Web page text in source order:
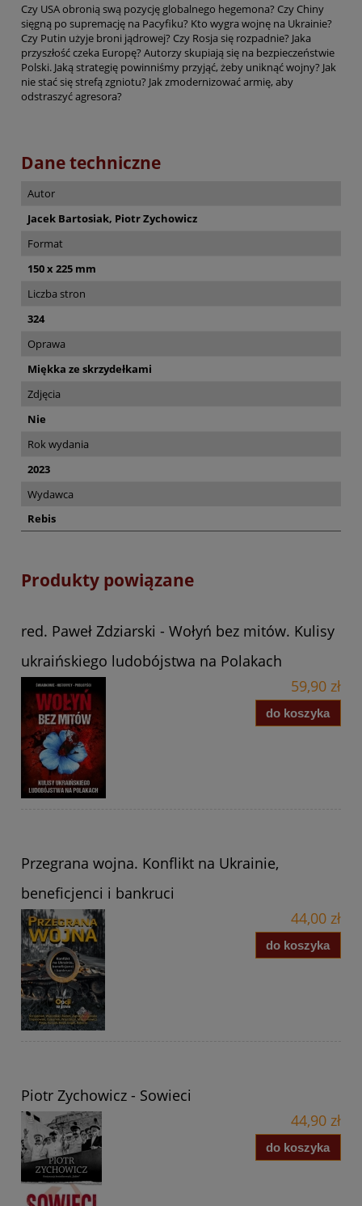
Czy USA obronią swą pozycję globalnego hegemona? Czy Chiny
sięgną po supremację na Pacyfiku? Kto wygra wojnę na Ukrainie?
Czy Putin użyje broni jądrowej? Czy Rosja się rozpadnie? Jaka
przyszłość czeka Europę? Autorzy skupiają się na bezpieczeństwie
Polski. Jaką strategię powinniśmy przyjąć, żeby uniknąć wojny? Jak
nie stać się strefą zgniotu? Jak zmodernizować armię, aby
odstraszyć agresora?
Dane techniczne
Autor
Jacek Bartosiak, Piotr Zychowicz
Format
150 x 225 mm
Liczba stron
324
Oprawa
Miękka ze skrzydełkami
Zdjęcia
Nie
Rok wydania
2023
Wydawca
Rebis
Produkty powiązane
red. Paweł Zdziarski - Wołyń bez mitów. Kulisy
ukraińskiego ludobójstwa na Polakach
59,90 zł
do koszyka
Przegrana wojna. Konflikt na Ukrainie,
beneficjenci i bankruci
44,00 zł
do koszyka
Piotr Zychowicz - Sowieci
44,90 zł
do koszyka